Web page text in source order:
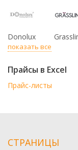
Donolux
показать все
Прайсы в Excel
Прайс-листы
СТРАНИЦЫ